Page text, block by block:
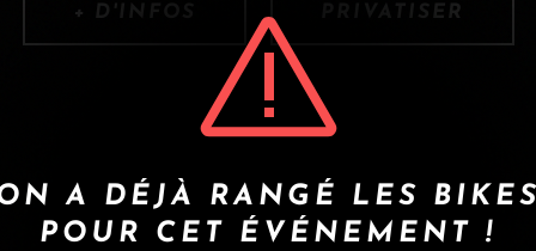
+ D'INFOS PRIVATISER
A DÉJÀ RANGÉ LES
POUR CET ÉVÉNEMENT !